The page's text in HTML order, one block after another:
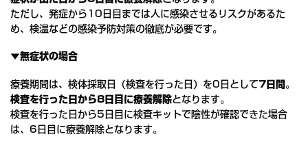
ただし、発症から10日目までは人に感染させるリスクがあるた
め、検温などの感染予防対策の徹底が必要です。
▼無症状の場合
療養期間は、検体採取日（検査を行った日）を0日として7日間 。
検査を行った日から8日目に療養解除となります。
検査を行った日から5日目に検査キットで陰性が確認できた場合
は、6日目に療養解除となります。